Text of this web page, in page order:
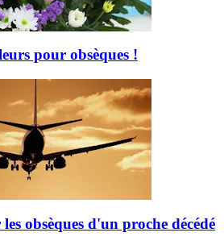
pour obsèques !
obsèques d'un proche décédé